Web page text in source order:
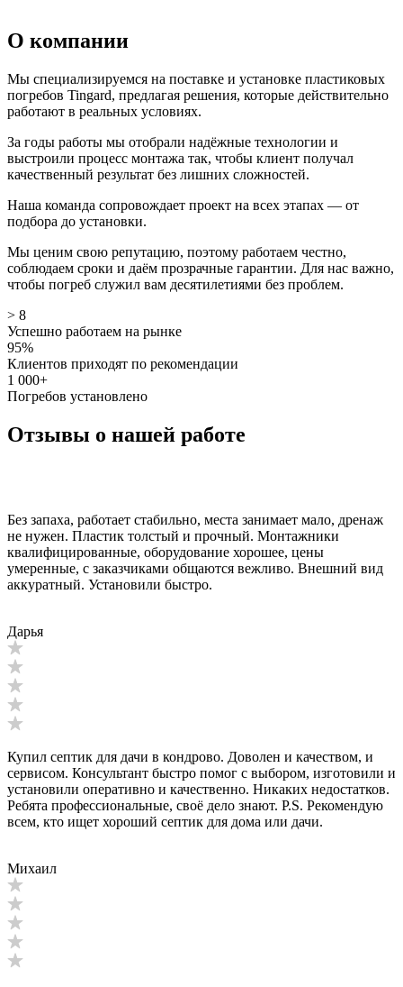
О компании
Мы специализируемся на поставке и установке пластиковых
погребов Tingard, предлагая решения, которые действительно
работают в реальных условиях.
За годы работы мы отобрали надёжные технологии и
выстроили процесс монтажа так, чтобы клиент получал
качественный результат без лишних сложностей.
Наша команда сопровождает проект на всех этапах — от
подбора до установки.
Мы ценим свою репутацию, поэтому работаем честно,
соблюдаем сроки и даём прозрачные гарантии. Для нас важно,
чтобы погреб служил вам десятилетиями без проблем.
> 8
Успешно работаем на рынке
95%
Клиентов приходят по рекомендации
1 000+
Погребов установлено
Отзывы о нашей работе
Без запаха, работает стабильно, места занимает мало, дренаж
не нужен. Пластик толстый и прочный. Монтажники
квалифицированные, оборудование хорошее, цены
умеренные, с заказчиками общаются вежливо. Внешний вид
аккуратный. Установили быстро.
Дарья
Купил септик для дачи в кондрово. Доволен и качеством, и
сервисом. Консультант быстро помог с выбором, изготовили и
установили оперативно и качественно. Никаких недостатков.
Ребята профессиональные, своё дело знают. P.S. Рекомендую
всем, кто ищет хороший септик для дома или дачи.
Михаил